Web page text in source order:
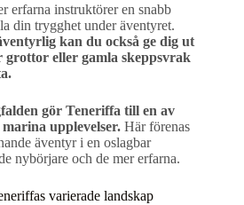
erfarna instruktörer en snabb
din trygghet under äventyret.
kan du också ge dig ut
eller gamla skeppsvrak
gör Teneriffa till en av
upplevelser. Här förenas
äventyr i en oslagbar
nybörjare och de mer erfarna.
varierade landskap